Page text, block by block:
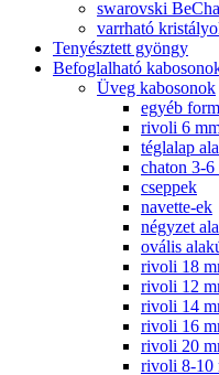
swarovski
varrható
Tenyésztett gyöngy
Befoglalható
Üveg kabosonok
egyéb
rivoli 6
téglalap
chaton 3-6
cseppek
navette-ek
négyzet
ovális
rivoli 18
rivoli 12
rivoli 14
rivoli 16
rivoli 20
rivoli 8-10